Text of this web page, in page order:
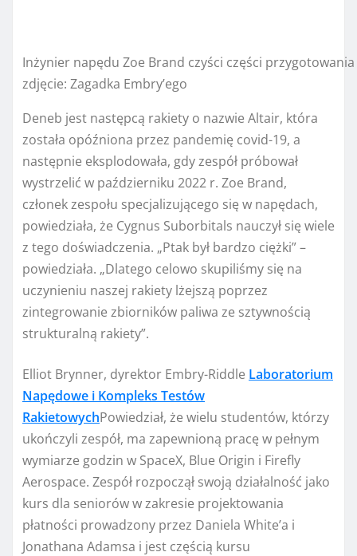
Inżynier napędu Zoe Brand czyści części
zdjęcie: Zagadka Embry’ego
Deneb jest następcą rakiety o nazwie Altair, która
została opóźniona przez pandemię covid-19, a
następnie eksplodowała, gdy zespół próbował
wystrzelić w październiku 2022 r. Zoe Brand,
członek zespołu specjalizującego się w napędach,
powiedziała, że ​​Cygnus Suborbitals nauczył się wiele
z tego doświadczenia. „Ptak był bardzo ciężki” –
powiedziała. „Dlatego celowo skupiliśmy się na
uczynieniu naszej rakiety lżejszą poprzez
zintegrowanie zbiorników paliwa ze sztywnością
strukturalną rakiety”.
Elliot Brynner, dyrektor Embry-Riddle Laboratorium
Napędowe i Kompleks Testów
RakietowychPowiedział, że wielu studentów, którzy
ukończyli zespół, ma zapewnioną pracę w pełnym
wymiarze godzin w SpaceX, Blue Origin i Firefly
Aerospace. Zespół rozpoczął swoją działalność jako
kurs dla seniorów w zakresie projektowania
płatności prowadzony przez Daniela White’a i
Jonathana Adamsa i jest częścią kursu